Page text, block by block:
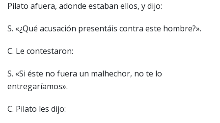
Pilato afuera, adonde estaban ellos, y dijo:
S. «¿Qué acusación presentáis contra este hombre?».
C. Le contestaron:
S. «Si éste no fuera un malhechor, no te lo
entregaríamos».
C. Pilato les dijo: